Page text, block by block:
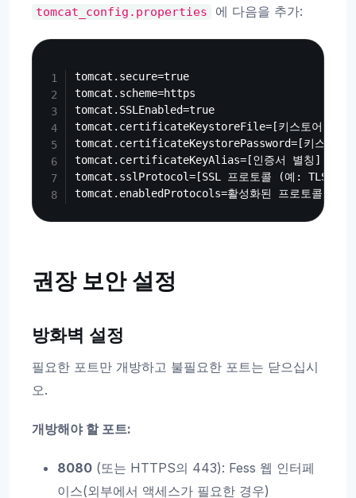
tomcat_config.properties 에 다음을 추가:
tomcat.secure=true
tomcat.scheme=https
tomcat.SSLEnabled=true
tomcat.certificateKeystoreFile=[키스토어 파일
tomcat.certificateKeystorePassword=[키스토어
tomcat.certificateKeyAlias=[인증서 별칭]
tomcat.sslProtocol=[SSL 프로토콜 (예: TLS)]
권장 보안 설정
방화벽 설정
필요한 포트만 개방하고 불필요한 포트는 닫으십시
오.
개방해야 할 포트:
8080 (또는 HTTPS의 443): Fess 웹 인터페
이스(외부에서 액세스가 필요한 경우)